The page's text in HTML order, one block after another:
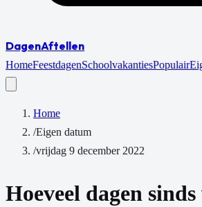
DagenAftellen
HomeFeestdagenSchoolvakantiesPopulair
Home
/Eigen datum
/vrijdag 9 december 2022
Hoeveel dagen sinds